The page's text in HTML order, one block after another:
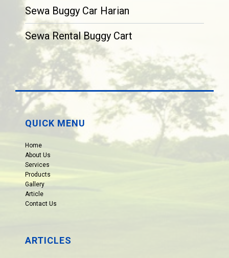
Sewa Buggy Car Harian
Sewa Rental Buggy Cart
QUICK MENU
Home
About Us
Services
Products
Gallery
Article
Contact Us
ARTICLES